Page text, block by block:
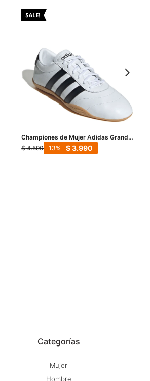
Championes de Mujer Adidas Grand
Court Lo - Blanco - Negro
$ 4.590 $3.990
13
Categorías
Mujer
Hombre